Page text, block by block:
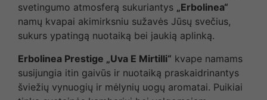
svetingumo atmosferą sukuriantys „Erbolinea“
namų kvapai akimirksniu sužavės Jūsų svečius,
sukurs ypatingą nuotaiką bei jaukią aplinką.
Erbolinea Prestige „Uva E Mirtilli“ kvape namams
susijungia itin gaivūs ir nuotaiką praskaidrinantys
šviežių vynuogių ir mėlynių uogų aromatai. Puikiai